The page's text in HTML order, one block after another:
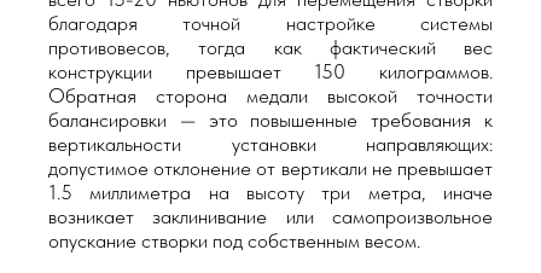
благодаря точной настройке системы
противовесов, тогда как фактический вес
конструкции превышает 150 килограммов.
Обратная сторона медали высокой точности
балансировки — это повышенные требования к
вертикальности установки направляющих:
допустимое отклонение от вертикали не превышает
1.5 миллиметра на высоту три метра, иначе
возникает заклинивание или самопроизвольное
опускание створки под собственным весом.